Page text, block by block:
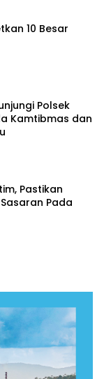
10 Besar
Polsek
Kamtibmas dan
Pastikan
Pada